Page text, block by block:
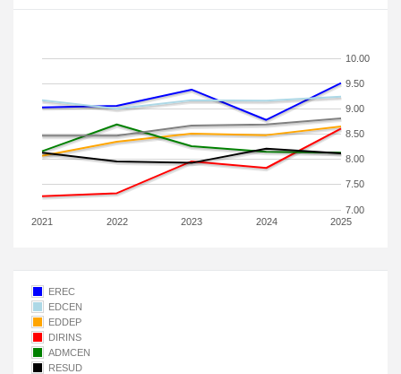
2021 2022 2023 2024 2025
7.00
7.50
8.00
8.50
9.00
9.50
10.00
EREC
EDCEN
EDDEP
DIRINS
ADMCEN
RESUD